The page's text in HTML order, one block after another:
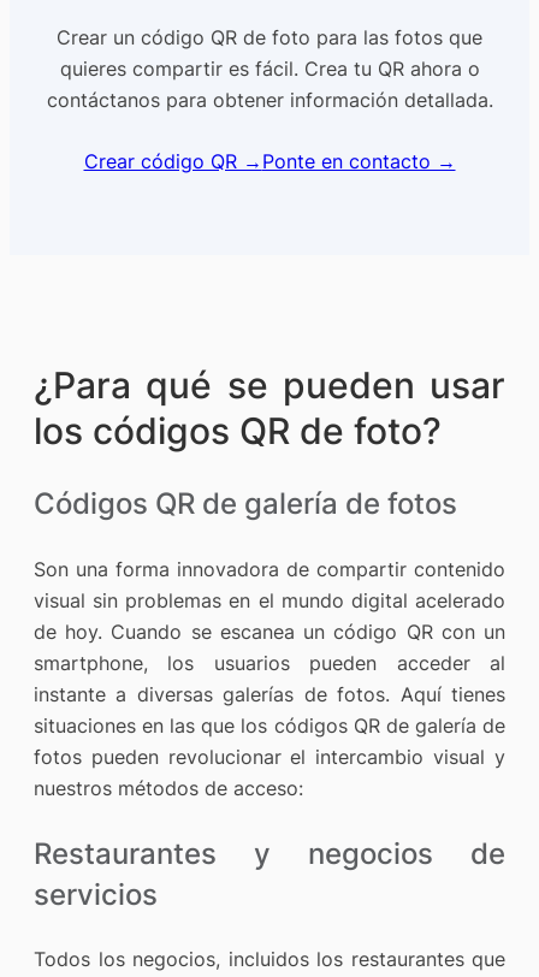
Crear un código QR de foto para las fotos que
quieres compartir es fácil. Crea tu QR ahora o
contáctanos para obtener información detallada.
Crear código QR → Ponte en contacto →
¿Para qué se pueden usar
los códigos QR de foto?
Códigos QR de galería de fotos
Son una forma innovadora de compartir contenido
visual sin problemas en el mundo digital acelerado
de hoy. Cuando se escanea un código QR con un
smartphone, los usuarios pueden acceder al
instante a diversas galerías de fotos. Aquí tienes
situaciones en las que los códigos QR de galería de
fotos pueden revolucionar el intercambio visual y
nuestros métodos de acceso:
Restaurantes y negocios de
servicios
Todos los negocios, incluidos los restaurantes que